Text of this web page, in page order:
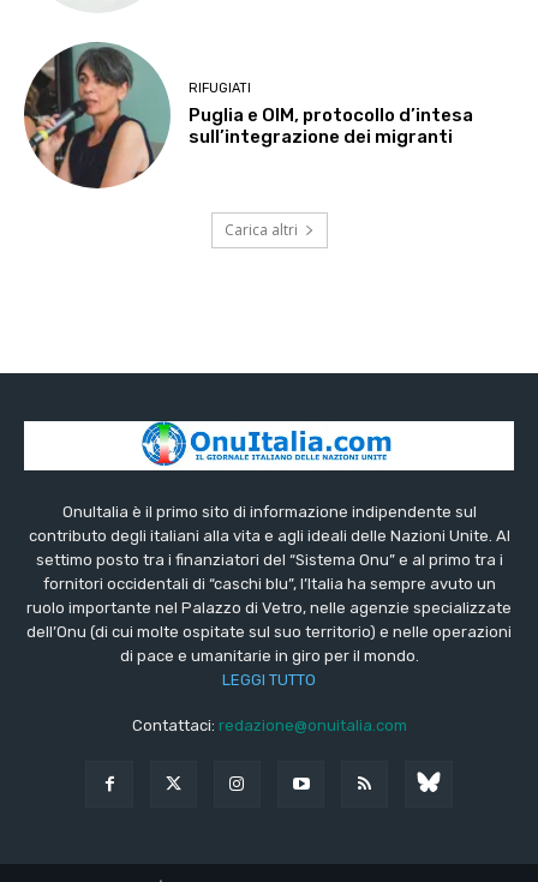
RIFUGIATI
Puglia e OIM, protocollo d’intesa
sull’integrazione dei migranti
Carica altri
OnuItalia è il primo sito di informazione indipendente sul
contributo degli italiani alla vita e agli ideali delle Nazioni Unite. Al
settimo posto tra i finanziatori del “Sistema Onu” e al primo tra i
fornitori occidentali di “caschi blu”, l’Italia ha sempre avuto un
ruolo importante nel Palazzo di Vetro, nelle agenzie specializzate
dell’Onu (di cui molte ospitate sul suo territorio) e nelle operazioni
di pace e umanitarie in giro per il mondo.
LEGGI TUTTO
Contattaci: redazione@onuitalia.com